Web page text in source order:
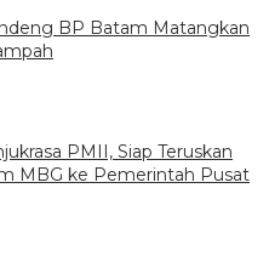
BP Batam Matangkan
PMII, Siap Teruskan
MBG ke Pemerintah Pusat